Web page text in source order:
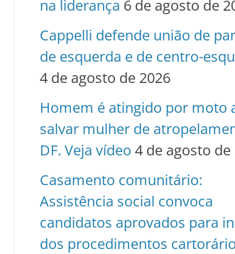
na liderança 6 de agosto de
Cappelli defende união de
de esquerda e de centro-
4 de agosto de 2026
Homem é atingido por moto
salvar mulher de
DF. Veja vídeo 4 de agosto de
Casamento comunitário:
Assistência social convoca
candidatos aprovados para
dos procedimentos